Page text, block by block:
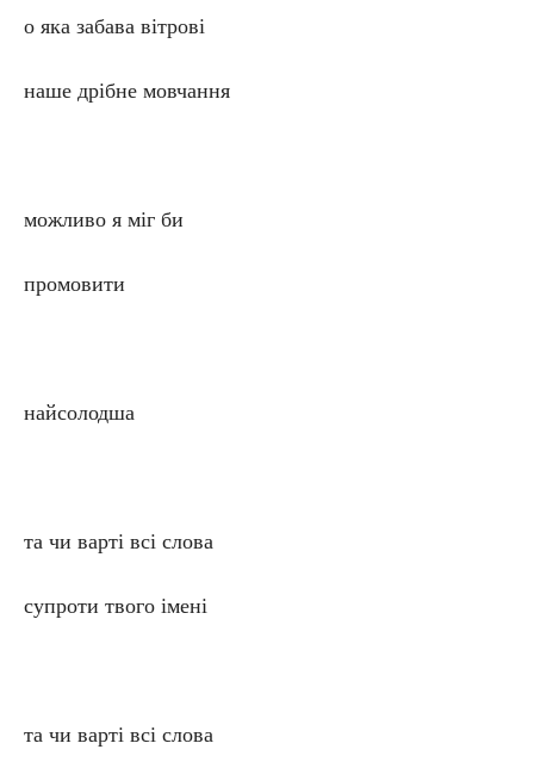
o яка забава вітрові
наше дрібне мовчання
можливо я міг би
промовити
найсолодша
та чи варті всі слова
супроти твого імені
та чи варті всі слова